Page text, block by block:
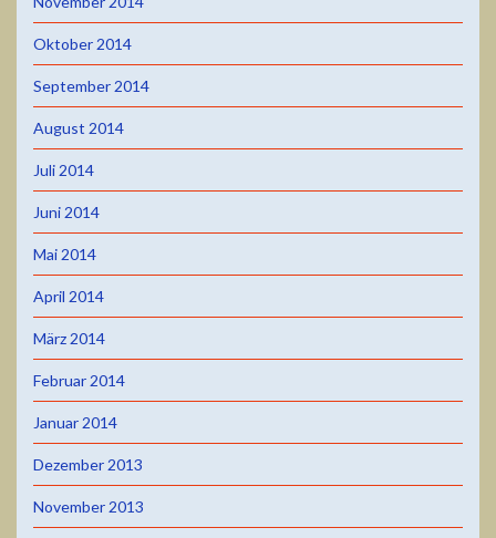
Oktober 2014
September 2014
August 2014
Juli 2014
Juni 2014
Mai 2014
April 2014
März 2014
Februar 2014
Januar 2014
Dezember 2013
November 2013